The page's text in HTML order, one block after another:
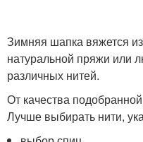
Зимняя шапка вяжется
натуральной пряжи или
различных нитей.
От качества
Лучше выбирать нити,